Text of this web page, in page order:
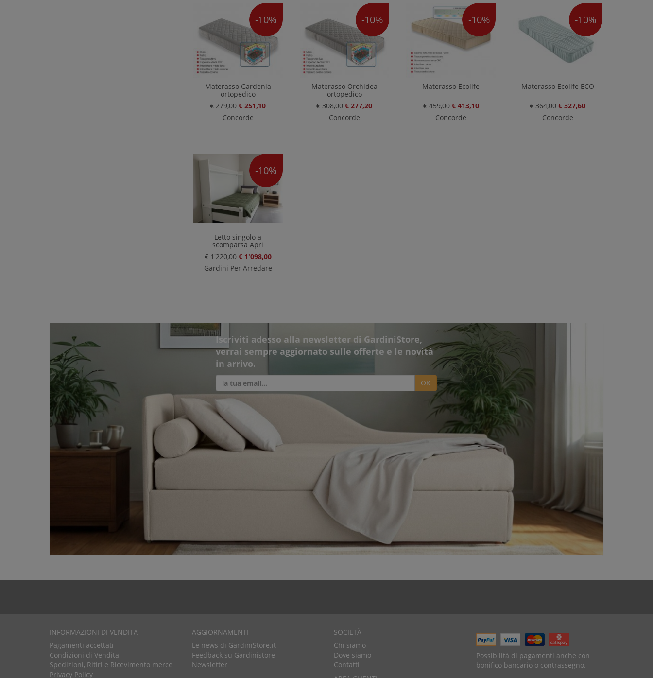
-10%
Materasso Gardenia
ortopedico
€ 279,00 € 251,10
Concorde
-10%
Materasso Orchidea
ortopedico
€ 308,00 € 277,20
Concorde
-10%
Materasso Ecolife
€ 459,00 € 413,10
Concorde
-10%
Materasso Ecolife ECO
€ 364,00 € 327,60
Concorde
-10%
Letto singolo a
scomparsa Apri
€ 1'220,00 € 1'098,00
Gardini Per Arredare
Iscriviti adesso alla newsletter di GardiniStore,
verrai sempre aggiornato sulle offerte e le novità
in arrivo.
OK
INFORMAZIONI DI VENDITA
Pagamenti accettati
Condizioni di Vendita
Spedizioni, Ritiri e Ricevimento merce
Privacy Policy
AGGIORNAMENTI
Le news di GardiniStore.it
Feedback su Gardinistore
Newsletter
SOCIETÀ
Chi siamo
Dove siamo
Contatti
Possibilità di pagamenti anche con
bonifico bancario o contrassegno.